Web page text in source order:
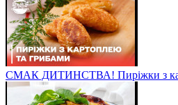
СМАК ДИТИНСТВА! Пиріжки з